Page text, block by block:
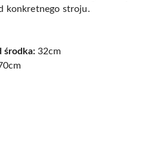
konkretnego stroju.
środka: 32cm